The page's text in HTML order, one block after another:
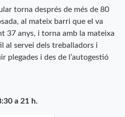
torna després de més de 80
al mateix barri que el va
37 anys, i torna amb la mateixa
al servei dels treballadors i
plegades i des de l’autogestió
a 21 h.